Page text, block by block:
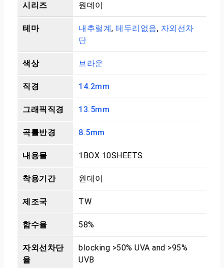
시리즈 원데이
테마 내추럴계, 테두리없음, 자외선차
단
색상 브라운
직경 14.2mm
그래픽직경 13.5mm
곡률반경 8.5mm
내용물 1BOX 10SHEETS
착용기간 원데이
제조국 TW
함수율 58%
자외선차단
율
blocking >50% UVA and >95%
UVB